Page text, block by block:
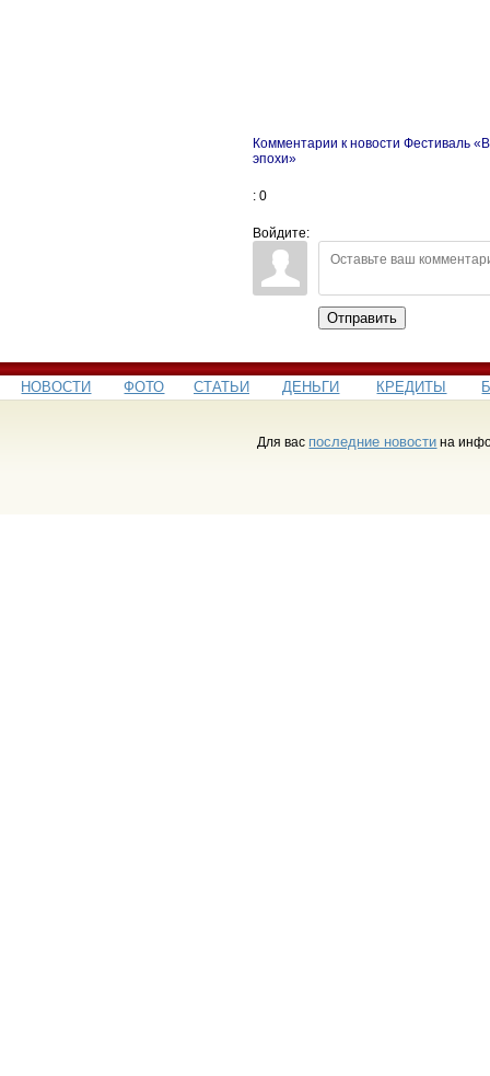
Комментарии к новости Фестиваль
эпохи»
: 0
Войдите:
Отправить
НОВОСТИ ФОТО СТАТЬИ ДЕНЬГИ КРЕДИТЫ
Для вас последние новости на